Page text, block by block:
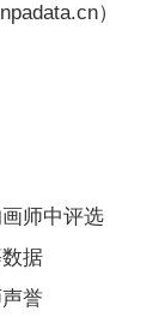
）
师中评选
据
誉